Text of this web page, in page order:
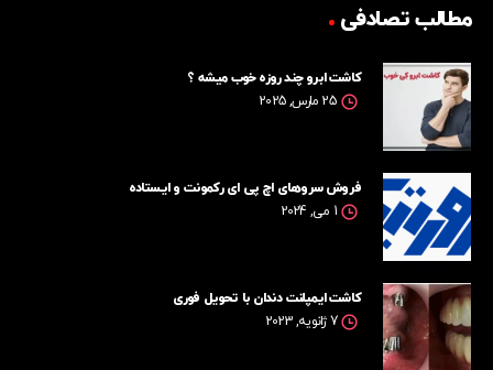
مطالب تصادفی
کاشت ابرو چند روزه خوب میشه ؟
25 مارس, 2025
فروش سروهای اچ پی ای رکمونت و ایستاده
1 می, 2024
کاشت ایمپلنت دندان با تحویل فوری
7 ژانویه, 2023